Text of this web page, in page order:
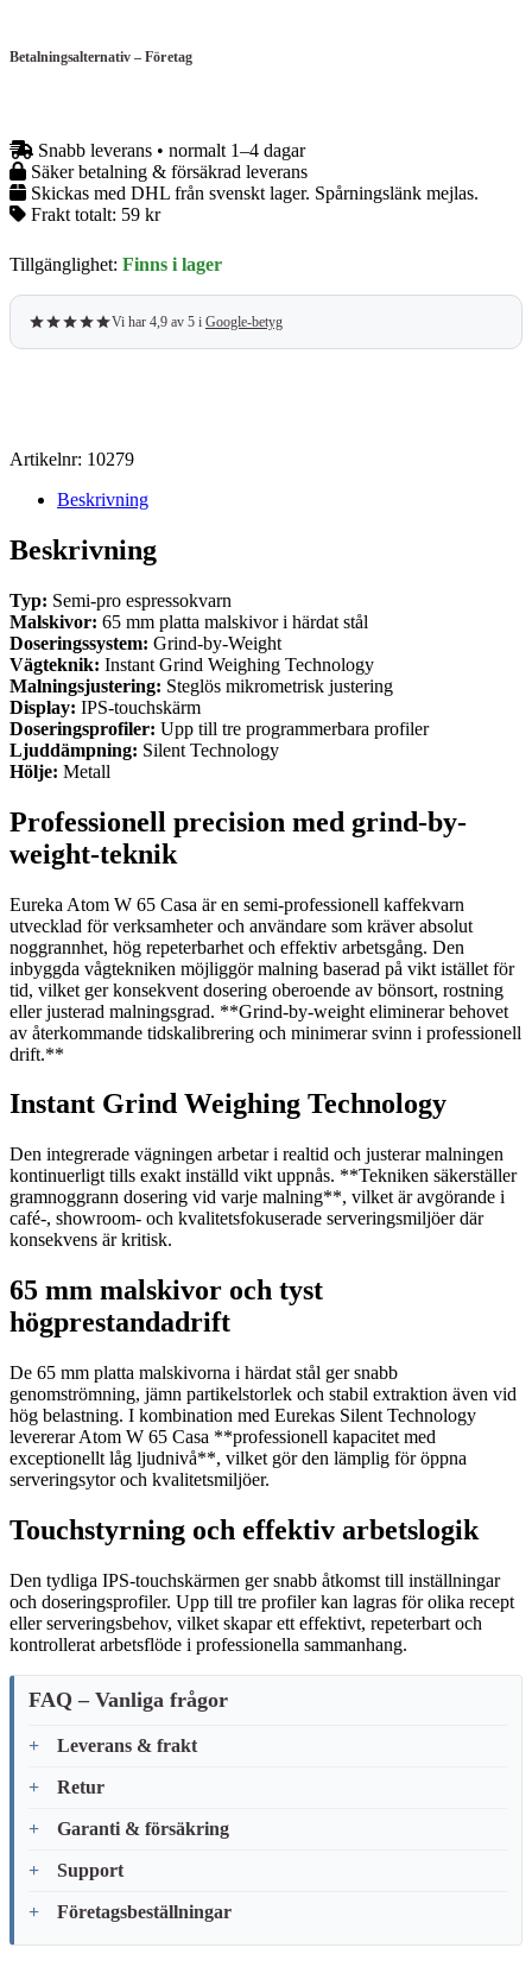
med
Svart
mängd
Betalningsalternativ – Företag
Snabb leverans • normalt 1–4 dagar
Säker betalning & försäkrad leverans
Skickas med DHL från svenskt lager. Spårningslänk mejlas.
Frakt totalt: 59 kr
Tillgänglighet: Finns i lager
Vi har 4,9 av 5 i Google-betyg
Artikelnr: 10279
Beskrivning
Beskrivning
Typ: Semi-pro espressokvarn
Malskivor: 65 mm platta malskivor i härdat stål
Doseringssystem: Grind-by-Weight
Vägteknik: Instant Grind Weighing Technology
Malningsjustering: Steglös mikrometrisk justering
Display: IPS-touchskärm
Doseringsprofiler: Upp till tre programmerbara profiler
Ljuddämpning: Silent Technology
Hölje: Metall
Professionell precision med grind-by-
weight-teknik
Eureka Atom W 65 Casa är en semi-professionell kaffekvarn
utvecklad för verksamheter och användare som kräver absolut
noggrannhet, hög repeterbarhet och effektiv arbetsgång. Den
inbyggda vågtekniken möjliggör malning baserad på vikt istället för
tid, vilket ger konsekvent dosering oberoende av bönsort, rostning
eller justerad malningsgrad. **Grind-by-weight eliminerar behovet
av återkommande tidskalibrering och minimerar svinn i professionell
drift.**
Instant Grind Weighing Technology
Den integrerade vägningen arbetar i realtid och justerar malningen
kontinuerligt tills exakt inställd vikt uppnås. **Tekniken säkerställer
gramnoggrann dosering vid varje malning**, vilket är avgörande i
café-, showroom- och kvalitetsfokuserade serveringsmiljöer där
konsekvens är kritisk.
65 mm malskivor och tyst
högprestandadrift
De 65 mm platta malskivorna i härdat stål ger snabb
genomströmning, jämn partikelstorlek och stabil extraktion även vid
hög belastning. I kombination med Eurekas Silent Technology
levererar Atom W 65 Casa **professionell kapacitet med
exceptionellt låg ljudnivå**, vilket gör den lämplig för öppna
serveringsytor och kvalitetsmiljöer.
Touchstyrning och effektiv arbetslogik
Den tydliga IPS-touchskärmen ger snabb åtkomst till inställningar
och doseringsprofiler. Upp till tre profiler kan lagras för olika recept
eller serveringsbehov, vilket skapar ett effektivt, repeterbart och
kontrollerat arbetsflöde i professionella sammanhang.
FAQ – Vanliga frågor
Leverans & frakt
Retur
Garanti & försäkring
Support
Företagsbeställningar